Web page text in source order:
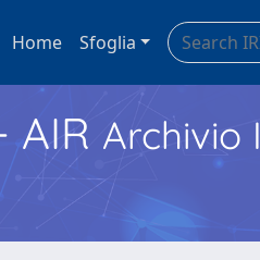
Home Sfoglia
AIR Archivio